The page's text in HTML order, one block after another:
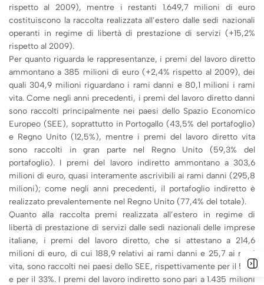
rispetto al 2009), mentre i restanti 1.649,7 milioni di euro
costituiscono la raccolta realizzata all’estero dalle sedi nazionali
operanti in regime di libertà di prestazione di servizi (+15,2%
rispetto al 2009).
Per quanto riguarda le rappresentanze, i premi del lavoro diretto
ammontano a 385 milioni di euro (+2,4% rispetto al 2009), dei
quali 304,9 milioni riguardano i rami danni e 80,1 milioni i rami
vita. Come negli anni precedenti, i premi del lavoro diretto danni
sono raccolti principalmente nei paesi dello Spazio Economico
Europeo (SEE), soprattutto in Portogallo (43,5% del portafoglio)
e Regno Unito (12,5%), mentre i premi del lavoro diretto vita
sono raccolti in gran parte nel Regno Unito (59,3% del
portafoglio). I premi del lavoro indiretto ammontano a 303,6
milioni di euro, quasi interamente ascrivibili ai rami danni (295,8
milioni); come negli anni precedenti, il portafoglio indiretto è
realizzato prevalentemente nel Regno Unito (77,4% del totale).
Quanto alla raccolta premi realizzata all’estero in regime di
libertà di prestazione di servizi dalle sedi nazionali delle imprese
italiane, i premi del lavoro diretto, che si attestano a 214,6
milioni di euro, di cui 188,9 relativi ai rami danni e 25,7 ai rami
vita, sono raccolti nei paesi dello SEE, rispettivamente per il 59%
e per il 33%. I premi del lavoro indiretto sono pari a 1.435 milioni